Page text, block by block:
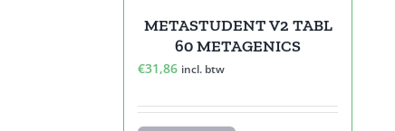
METASTUDENT V2 TABL
60 METAGENICS
€31,86 incl. btw